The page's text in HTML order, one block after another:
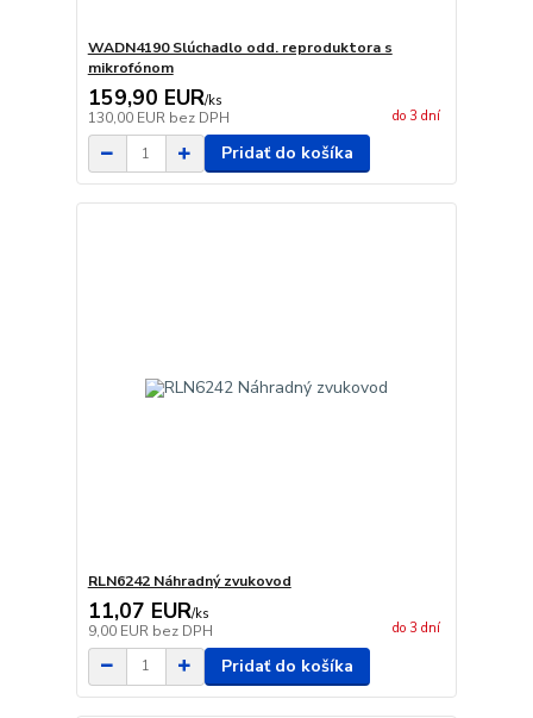
WADN4190 Slúchadlo odd. reproduktora s
mikrofónom
159,90 EUR/ks
130,00 EUR bez DPH do 3 dní
Pridať do košíka
RLN6242 Náhradný zvukovod
11,07 EUR/ks
9,00 EUR bez DPH do 3 dní
Pridať do košíka